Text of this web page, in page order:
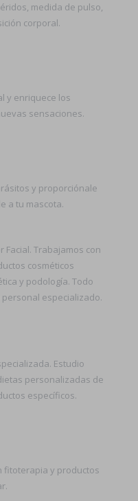
medida de pulso,
corporal.
y enriquece los
sensaciones.
y proporciónale
a tu mascota.
Facial. Trabajamos con
cosméticos
y podología. Todo
especializado.
Estudio
personalizadas de
específicos.
fitoterapia y productos